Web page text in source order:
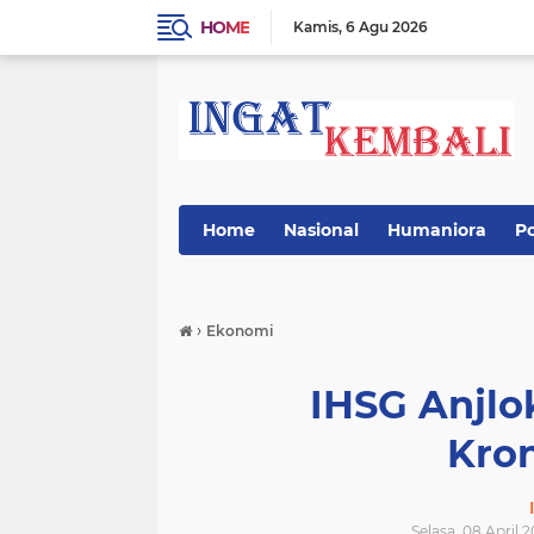
HOME Kamis 6 Agu 2026
Home Nasional Humaniora
› Ekonomi
IHSG